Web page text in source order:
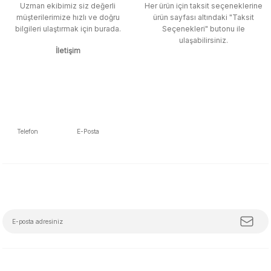
M... K... | 12/12/2025
Ben bu kadar hızlı bir teslimat
Ben bu kadar hızlı bir teslimat
Uzman ekibimiz siz değerli
müşterilerimize hızlı ve doğru
bilgileri ulaştırmak için burada.
İletişim
Her ürün için taksit seçeneklerine
ürün sayfası altındaki "Taksit
Seçenekleri" butonu ile
ulaşabilirsiniz.
Telefon E-Posta